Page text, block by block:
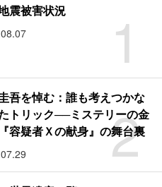
1
震被害状況
2
吾を悼む：誰も考えつかな
トリック──ミステリーの金
容疑者Ｘの献身』の舞台裏